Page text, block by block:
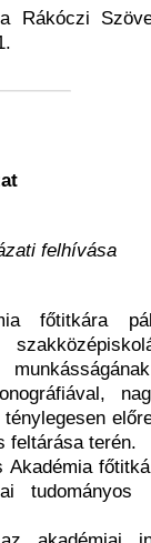
Rákóczi
felhívása
főtitkára
feltárása terén.
Akadémia
tudományos